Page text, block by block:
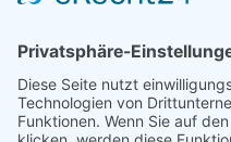
Profilbearbeitung,
Abkanttechnik,
Schweißtechnik
oder